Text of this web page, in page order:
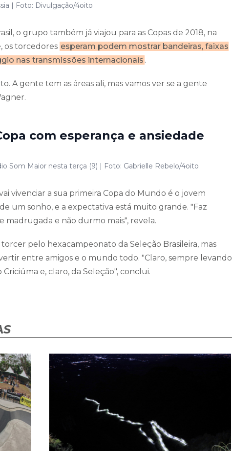
| Foto: Divulgação/4oito
o grupo também já viajou para as Copas de 2018, na
os torcedores esperam podem mostrar bandeiras, faixas
nas transmissões internacionais .
A gente tem as áreas ali, mas vamos ver se a gente
com esperança e ansiedade
Som Maior nesta terça (9) | Foto: Gabrielle Rebelo/4oito
vivenciar a sua primeira Copa do Mundo é o jovem
um sonho, e a expectativa está muito grande. "Faz
e não durmo mais", revela.
pelo hexacampeonato da Seleção Brasileira, mas
entre amigos e o mundo todo. "Claro, sempre levando
e, claro, da Seleção", conclui.